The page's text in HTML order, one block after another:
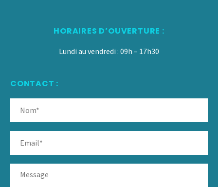
HORAIRES D’OUVERTURE :
Lundi au vendredi : 09h – 17h30
CONTACT :